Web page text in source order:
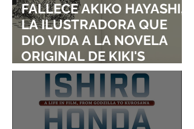
FALLECE AKIKO HAYASHI,
LA ILUSTRADORA QUE
DIO VIDA A LA NOVELA
ORIGINAL DE KIKI'S
DELIVERY SERVICE